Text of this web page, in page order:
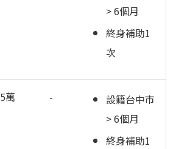
> 6個月
終身補助1
次
5萬 -
設籍台中市
> 6個月
終身補助1